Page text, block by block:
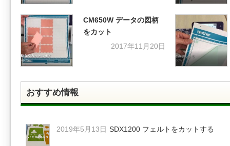
CM650W データの図柄
をカット
2017年11月20日
おすすめ情報
2019年5月13日 SDX1200 フェルトをカットする